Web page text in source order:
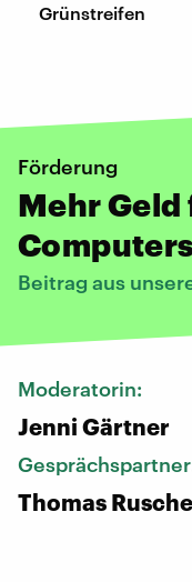
Grünstreifen
Förderung
Mehr Geld
Beitrag aus
Moderatorin:
Jenni Gärtner
Thomas